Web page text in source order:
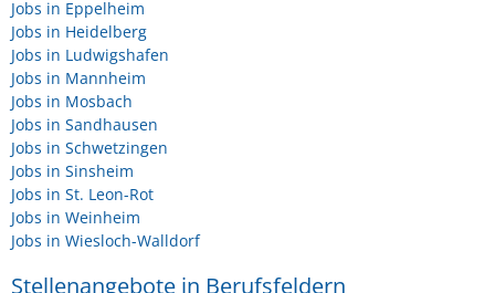
Jobs in Eppelheim
Jobs in Heidelberg
Jobs in Ludwigshafen
Jobs in Mannheim
Jobs in Mosbach
Jobs in Sandhausen
Jobs in Schwetzingen
Jobs in Sinsheim
Jobs in St. Leon-Rot
Jobs in Weinheim
Jobs in Wiesloch-Walldorf
Stellenangebote in Berufsfeldern